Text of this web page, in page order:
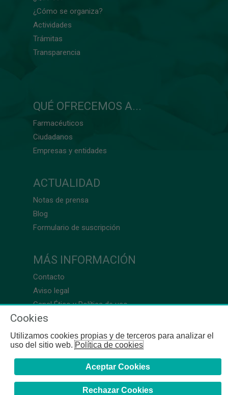
¿Cómo se organiza?
Actividades
Trámitas
Transparencia
QUÉ OFRECEMOS A...
Farmacéuticos
Ciudadanos
Empresas y entidades
ACTUALIDAD
Notas de prensa
Blog
Formulario de suscripción
MÁS INFORMACIÓN
Contacto
Aviso legal
Canal Ético y Política de uso
Cookies
Utilizamos cookies propias y de terceros para analizar el
uso del sitio web.Política de cookies
Aceptar Cookies
Rechazar Cookies